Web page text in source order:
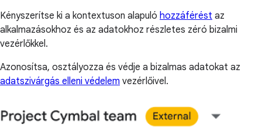
Kényszerítse ki a kontextuson alapuló hozzáférést az
alkalmazásokhoz és az adatokhoz részletes zéró bizalmi
vezérlőkkel.
Azonosítsa, osztályozza és védje a bizalmas adatokat az
adatszivárgás elleni védelem vezérlőivel.